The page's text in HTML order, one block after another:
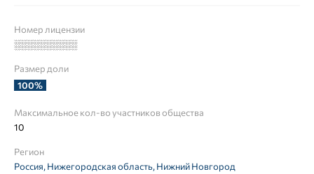
Номер лицензии
░░░░░░░░░░
Размер доли
100%
Максимальное кол-во участников общества
10
Регион
Россия, Нижегородская область, Нижний Новгород